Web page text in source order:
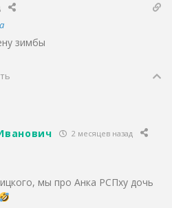
зимбы
2 месяцев назад
мы про Анка РСПху дочь